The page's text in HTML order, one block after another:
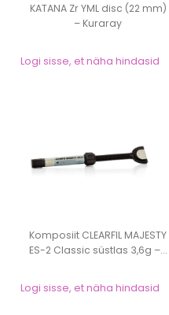
KATANA Zr YML disc (22 mm)
– Kuraray
Logi sisse, et näha hindasid
Komposiit CLEARFIL MAJESTY
ES-2 Classic süstlas 3,6g –...
Logi sisse, et näha hindasid